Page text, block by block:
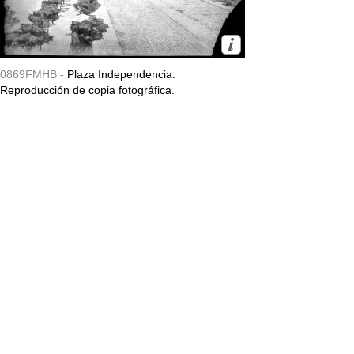
0869FMHB - Plaza Independencia.
Reproducción de copia fotográfica.